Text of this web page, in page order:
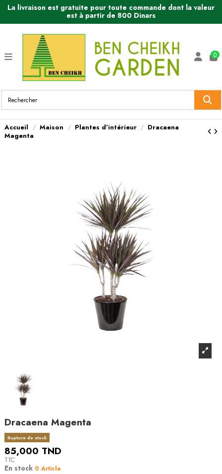
La livraison est gratuite pour toute commande dont la valeur
est à partir de 800 Dinars
0
Accueil Maison Plantes d’intérieur
Dracaena
Magenta
Dracaena Magenta
Rupture de stock
85,000 TND
TTC
En stock 0 Article